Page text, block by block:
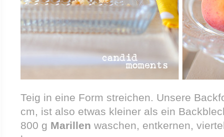
Teig in eine Form streichen. Unsere
cm, ist also etwas kleiner als ein
800 g Marillen waschen, entkernen,